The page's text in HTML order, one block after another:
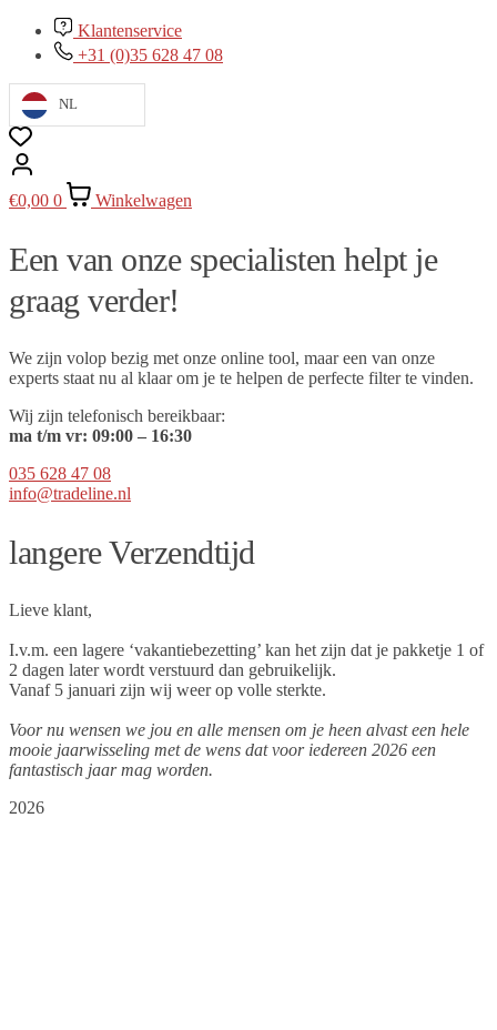
Klantenservice
+31 (0)35 628 47 08
NL
€0,00 0 Winkelwagen
Een van onze specialisten helpt je
graag verder!
We zijn volop bezig met onze online tool, maar een van onze
experts staat nu al klaar om je te helpen de perfecte filter te vinden.
Wij zijn telefonisch bereikbaar:
ma t/m vr: 09:00 – 16:30
035 628 47 08
info@tradeline.nl
langere Verzendtijd
Lieve klant,
I.v.m. een lagere ‘vakantiebezetting’ kan het zijn dat je pakketje 1 of
2 dagen later wordt verstuurd dan gebruikelijk.
Vanaf 5 januari zijn wij weer op volle sterkte.
Voor nu wensen we jou en alle mensen om je heen alvast een hele
mooie jaarwisseling met de wens dat voor iedereen 2026 een
fantastisch jaar mag worden.
2026